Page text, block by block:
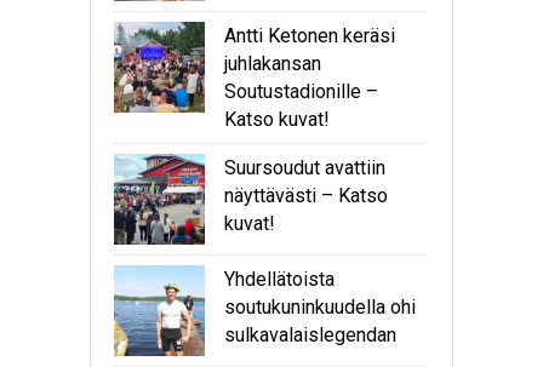
Antti Ketonen keräsi
juhlakansan
Soutustadionille –
Katso kuvat!
Suursoudut avattiin
näyttävästi – Katso
kuvat!
Yhdellätoista
soutukuninkuudella ohi
sulkavalaislegendan